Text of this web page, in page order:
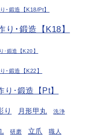
･鍛造【K18/Pt】
り･鍛造【K18】
･鍛造【K20】
･鍛造【K22】
り･鍛造【Pt】
り 月形甲丸 洗浄
研磨 立爪 職人